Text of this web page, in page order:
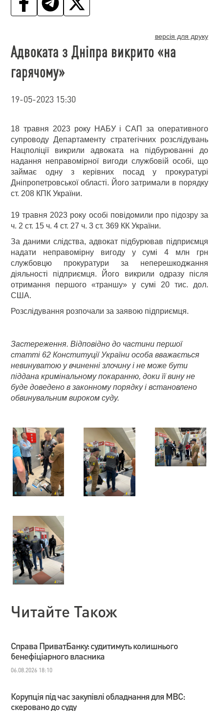
версія для друку
Адвоката з Дніпра викрито «на
гарячому»
19-05-2023 15:30
18 травня 2023 року НАБУ і САП за оперативного
супроводу Департаменту стратегічних розслідувань
Нацполіції викрили адвоката на підбурюванні до
надання неправомірної вигоди службовій особі, що
займає одну з керівних посад у прокуратурі
Дніпропетровської області. Його затримали в порядку
ст. 208 КПК України.
19 травня 2023 року особі повідомили про підозру за
ч. 2 ст. 15 ч. 4 ст. 27 ч. 3 ст. 369 КК України.
За даними слідства, адвокат підбурював підприємця
надати неправомірну вигоду у сумі 4 млн грн
службовцю прокуратури за неперешкоджання
діяльності підприємця. Його викрили одразу після
отримання першого «траншу» у сумі 20 тис. дол.
США.
Розслідування розпочали за заявою підприємця.
Застереження. Відповідно до частини першої
статті 62 Конституції України особа вважається
невинуватою у вчиненні злочину і не може бути
піддана кримінальному покаранню, доки її вину не
буде доведено в законному порядку і встановлено
обвинувальним вироком суду.
Читайте Також
Справа ПриватБанку: судитимуть колишнього
бенефіціарного власника
06.08.2026 18:10
Корупція під час закупівлі обладнання для МВС:
скеровано до суду